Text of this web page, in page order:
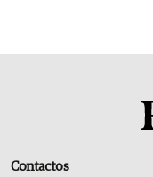
Contactos